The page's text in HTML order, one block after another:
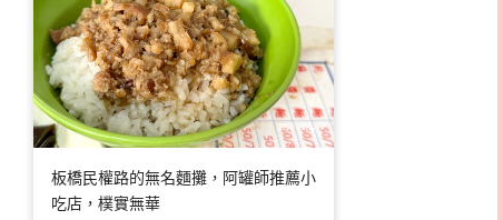
板橋民權路的無名麵攤，阿罐師推薦小
吃店，樸實無華